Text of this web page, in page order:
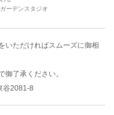
ーデンスタジオ
いただければスムーズに御相
了承ください。
谷2081-8